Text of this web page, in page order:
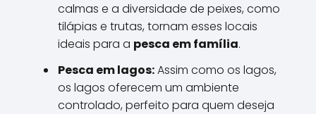
calmas e a diversidade de peixes, como
tilápias e trutas, tornam esses locais
ideais para a pesca em família.
Pesca em lagos:Assim como os lagos,
os lagos oferecem um ambiente
controlado, perfeito para quem deseja